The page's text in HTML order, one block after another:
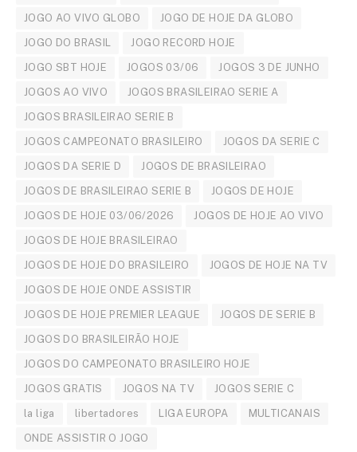
JOGO AO VIVO GLOBO JOGO DE HOJE DA GLOBO
JOGO DO BRASIL JOGO RECORD HOJE
JOGO SBT HOJE JOGOS 03/06 JOGOS 3 DE JUNHO
JOGOS AO VIVO JOGOS BRASILEIRAO SERIE A
JOGOS BRASILEIRAO SERIE B
JOGOS CAMPEONATO BRASILEIRO JOGOS DA SERIE C
JOGOS DA SERIE D JOGOS DE BRASILEIRAO
JOGOS DE BRASILEIRAO SERIE B JOGOS DE HOJE
JOGOS DE HOJE 03/06/2026 JOGOS DE HOJE AO VIVO
JOGOS DE HOJE BRASILEIRAO
JOGOS DE HOJE DO BRASILEIRO JOGOS DE HOJE NA TV
JOGOS DE HOJE ONDE ASSISTIR
JOGOS DE HOJE PREMIER LEAGUE JOGOS DE SERIE B
JOGOS DO BRASILEIRÃO HOJE
JOGOS DO CAMPEONATO BRASILEIRO HOJE
JOGOS GRATIS JOGOS NA TV JOGOS SERIE C
la liga libertadores LIGA EUROPA MULTICANAIS
ONDE ASSISTIR O JOGO